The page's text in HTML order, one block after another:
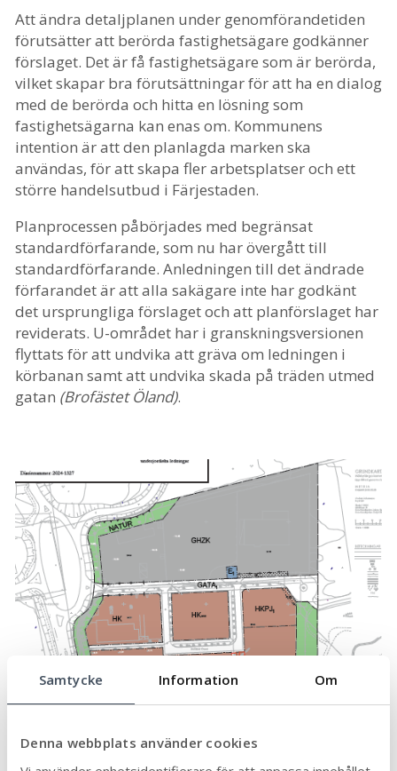
Samtycke Information Om
Denna webbplats använder cookies
Att ändra detaljplanen under genomförandetiden
förutsätter att berörda fastighetsägare godkänner
förslaget. Det är få fastighetsägare som är berörda,
vilket skapar bra förutsättningar för att ha en dialog
med de berörda och hitta en lösning som
fastighetsägarna kan enas om. Kommunens
intention är att den planlagda marken ska
användas, för att skapa fler arbetsplatser och ett
större handelsutbud i Färjestaden.
Planprocessen påbörjades med begränsat
standardförfarande, som nu har övergått till
standardförfarande. Anledningen till det ändrade
förfarandet är att alla sakägare inte har godkänt
det ursprungliga förslaget och att planförslaget har
reviderats. U-området har i granskningsversionen
flyttats för att undvika att gräva om ledningen i
körbanan samt att undvika skada på träden utmed
gatan (Brofästet Öland).